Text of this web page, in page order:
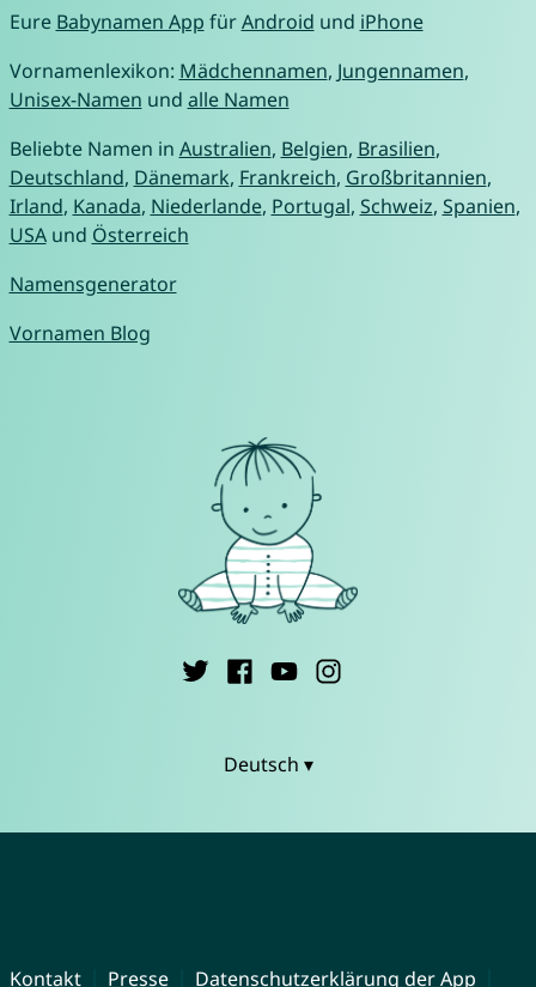
Eure Babynamen App fürAndroid und iPhone
Vornamenlexikon: Mädchennamen, Jungennamen,
Unisex-Namen und alle Namen
Beliebte Namen in Australien, Belgien, Brasilien,
Deutschland, Dänemark, Frankreich, Großbritannien,
Irland, Kanada, Niederlande, Portugal, Schweiz, Spanien,
USAund Österreich
Namensgenerator
Vornamen Blog
Deutsch ▾
Kontakt Presse
Datenschutzerklärung der App